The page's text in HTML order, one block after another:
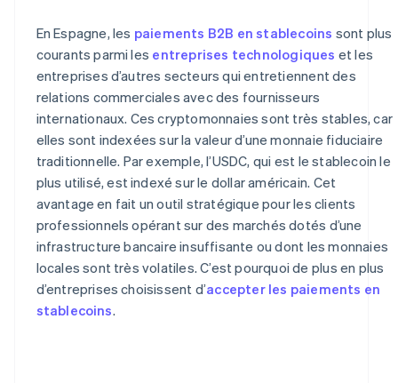
En Espagne, les paiements B2B en stablecoins sont plus
courants parmi les entreprises technologiques et les
entreprises d’autres secteurs qui entretiennent des
relations commerciales avec des fournisseurs
internationaux. Ces cryptomonnaies sont très stables, car
elles sont indexées sur la valeur d’une monnaie fiduciaire
traditionnelle. Par exemple, l’USDC, qui est le stablecoin le
plus utilisé, est indexé sur le dollar américain. Cet
avantage en fait un outil stratégique pour les clients
professionnels opérant sur des marchés dotés d’une
infrastructure bancaire insuffisante ou dont les monnaies
locales sont très volatiles. C’est pourquoi de plus en plus
d’entreprises choisissent d’accepter les paiements en
stablecoins.